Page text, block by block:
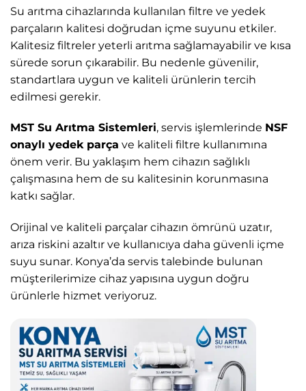
Su arıtma cihazlarında kullanılan filtre ve yedek
parçaların kalitesi doğrudan içme suyunu etkiler.
Kalitesiz filtreler yeterli arıtma sağlamayabilir ve kısa
sürede sorun çıkarabilir. Bu nedenle güvenilir,
standartlara uygun ve kaliteli ürünlerin tercih
edilmesi gerekir.
MST Su Arıtma Sistemleri, servis işlemlerinde NSF
onaylı yedek parça ve kaliteli filtre kullanımına
önem verir. Bu yaklaşım hem cihazın sağlıklı
çalışmasına hem de su kalitesinin korunmasına
katkı sağlar.
Orijinal ve kaliteli parçalar cihazın ömrünü uzatır,
arıza riskini azaltır ve kullanıcıya daha güvenli içme
suyu sunar. Konya’da servis talebinde bulunan
müşterilerimize cihaz yapısına uygun doğru
ürünlerle hizmet veriyoruz.